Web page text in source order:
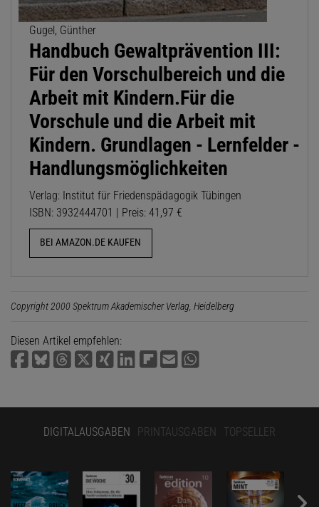
Gugel, Günther
Handbuch Gewaltprävention III:
Für den Vorschulbereich und die
Arbeit mit Kindern.Für die
Vorschule und die Arbeit mit
Kindern. Grundlagen - Lernfelder -
Handlungsmöglichkeiten
Verlag: Institut für Friedenspädagogik Tübingen
ISBN: 3932444701 | Preis: 41,97 €
BEI AMAZON.DE KAUFEN
Copyright 2000 Spektrum Akademischer Verlag, Heidelberg
Diesen Artikel empfehlen:
DIGITALAUSGABEN PRINTAUSGABEN TOPSELLER